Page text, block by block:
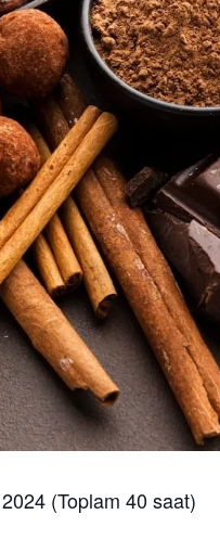
(Toplam 40 saat)